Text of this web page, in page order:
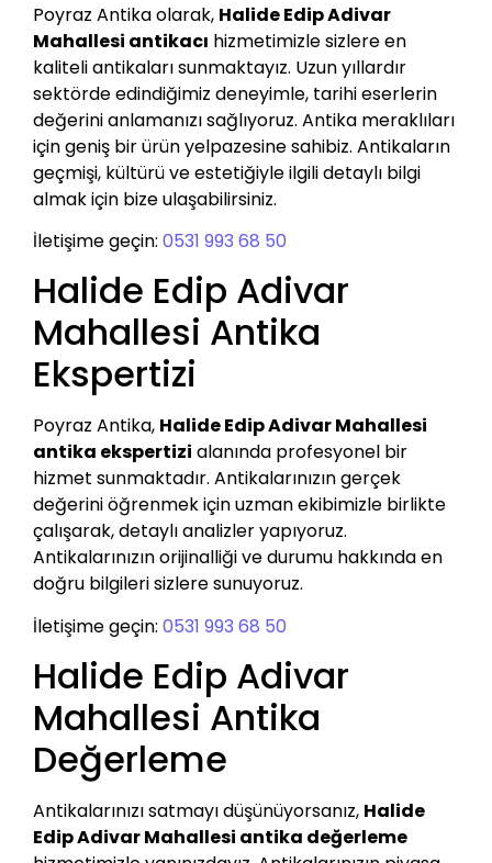
Poyraz Antika olarak, Halide Edip Adivar
Mahallesi antikacı hizmetimizle sizlere en
kaliteli antikaları sunmaktayız. Uzun yıllardır
sektörde edindiğimiz deneyimle, tarihi eserlerin
değerini anlamanızı sağlıyoruz. Antika meraklıları
için geniş bir ürün yelpazesine sahibiz. Antikaların
geçmişi, kültürü ve estetiğiyle ilgili detaylı bilgi
almak için bize ulaşabilirsiniz.
İletişime geçin: 0531 993 68 50
Halide Edip Adivar
Mahallesi Antika
Ekspertizi
Poyraz Antika, Halide Edip Adivar Mahallesi
antika ekspertizi alanında profesyonel bir
hizmet sunmaktadır. Antikalarınızın gerçek
değerini öğrenmek için uzman ekibimizle birlikte
çalışarak, detaylı analizler yapıyoruz.
Antikalarınızın orijinalliği ve durumu hakkında en
doğru bilgileri sizlere sunuyoruz.
İletişime geçin: 0531 993 68 50
Halide Edip Adivar
Mahallesi Antika
Değerleme
Antikalarınızı satmayı düşünüyorsanız, Halide
Edip Adivar Mahallesi antika değerleme